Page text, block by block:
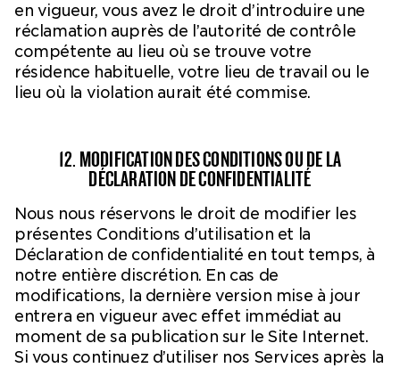
en vigueur, vous avez le droit d’introduire une
réclamation auprès de l’autorité de contrôle
compétente au lieu où se trouve votre
résidence habituelle, votre lieu de travail ou le
lieu où la violation aurait été commise.
12. MODIFICATION DES CONDITIONS OU DE LA
DÉCLARATION DE CONFIDENTIALITÉ
Nous nous réservons le droit de modifier les
présentes Conditions d’utilisation et la
Déclaration de confidentialité en tout temps, à
notre entière discrétion. En cas de
modifications, la dernière version mise à jour
entrera en vigueur avec effet immédiat au
moment de sa publication sur le Site Internet.
Si vous continuez d’utiliser nos Services après la